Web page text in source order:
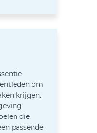
om
krijgen.
die
passende